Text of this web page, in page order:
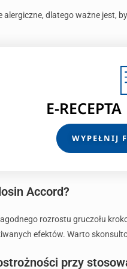
dlatego ważne jest,
E-RECEPTA
WYPEŁNIJ
Accord?
rozrostu gruczołu
efektów. Warto
przy